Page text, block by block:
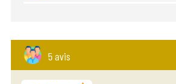
5 avis